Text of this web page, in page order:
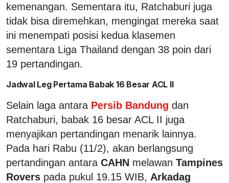
kemenangan. Sementara itu, Ratchaburi juga
tidak bisa diremehkan, mengingat mereka saat
ini menempati posisi kedua klasemen
sementara Liga Thailand dengan 38 poin dari
19 pertandingan.
Jadwal Leg Pertama Babak 16 Besar ACL II
Selain laga antara Persib Bandung dan
Ratchaburi, babak 16 besar ACL II juga
menyajikan pertandingan menarik lainnya.
Pada hari Rabu (11/2), akan berlangsung
pertandingan antara CAHN melawan Tampines
Rovers pada pukul 19.15 WIB, Arkadag